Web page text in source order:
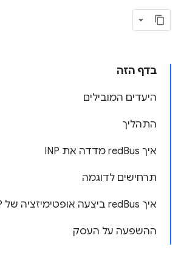
בדף הזה
היעדים המובילים
התהליך
איך redBus מדדה את INP
תרחישים לדוגמה
איך redBus ביצעה אופטימיזציה של INP בדף החיפוש
ההשפעה על העסק